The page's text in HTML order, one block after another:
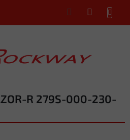
R 279S-000-230-